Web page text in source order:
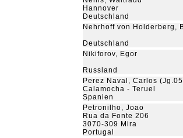
Hannover
Deutschland
Nehrhoff von Holderberg,
Deutschland
Nikiforov, Egor
Russland
Perez Naval, Carlos
Calamocha - Teruel
Spanien
Petronilho, Joao
Rua da Fonte 206
3070-309 Mira
Portugal